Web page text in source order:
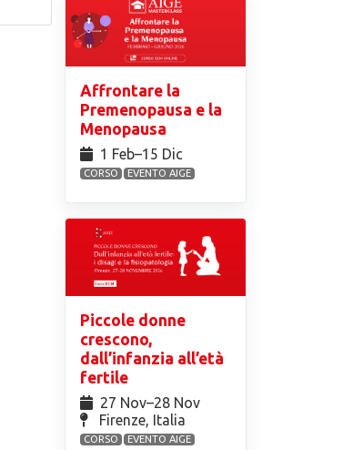
Affrontare la
Premenopausa e la
Menopausa
1 Feb⁠–15 Dic
CORSO EVENTO AIGE
Piccole donne
crescono,
dall’infanzia all’età
fertile
27 Nov⁠–28 Nov
Firenze, Italia
CORSO EVENTO AIGE